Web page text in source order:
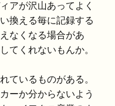
アが沢山あってよく
換える毎に記録する
なくなる場合があ
てくれないもんか。
ているものがある。
ーか分からないよう